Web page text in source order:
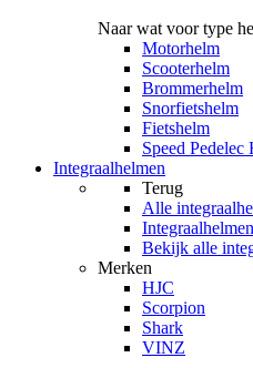
Naar wat voor type
Motorhelm
Scooterhelm
Brommerhelm
Snorfietshelm
Fietshelm
Speed Pedelec
Integraalhelmen
Terug
Alle
Bekijk alle
Merken
HJC
Scorpion
Shark
VINZ